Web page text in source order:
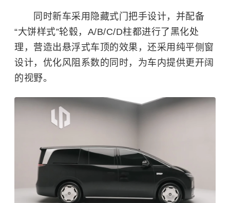
同时新车采用隐藏式门把手设计，并配备
“大饼样式”轮毂，A/B/C/D柱都进行了黑化处
理，营造出悬浮式车顶的效果，还采用纯平侧窗
设计，优化风阻系数的同时，为车内提供更开阔
的视野。